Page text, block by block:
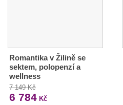
Romantika v Žilině se
sektem, polopenzí a
wellness
7 149 Kč
6 784 Kč